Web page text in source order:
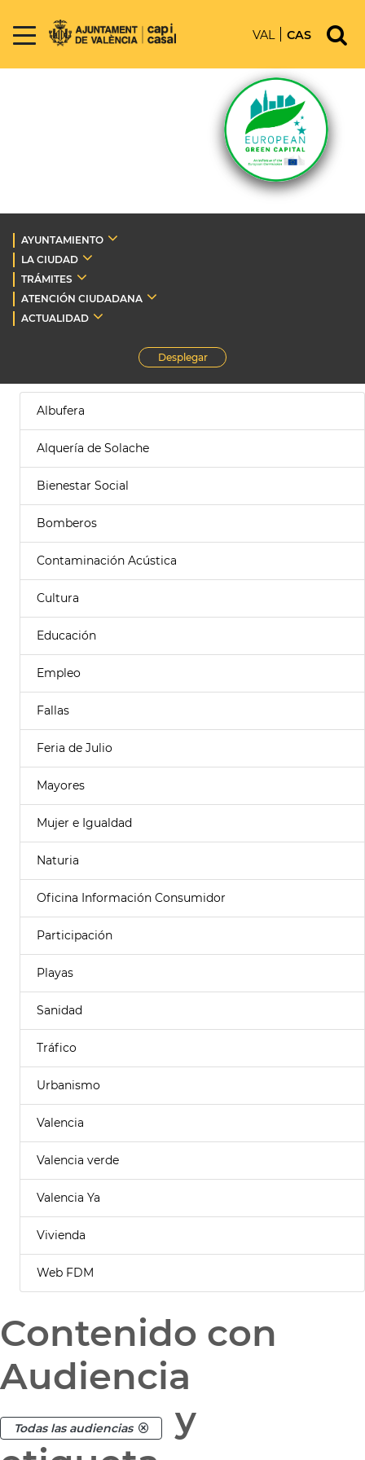
VAL CAS
AYUNTAMIENTO
LA CIUDAD
TRÁMITES
ATENCIÓN CIUDADANA
ACTUALIDAD
Desplegar
Albufera
Alquería de Solache
Bienestar Social
Bomberos
Contaminación Acústica
Cultura
Educación
Empleo
Fallas
Feria de Julio
Mayores
Mujer e Igualdad
Naturia
Oficina Información Consumidor
Participación
Playas
Sanidad
Tráfico
Urbanismo
Valencia
Valencia verde
Valencia Ya
Vivienda
Web FDM
Contenido con
Audiencia
Todas las audiencias
y